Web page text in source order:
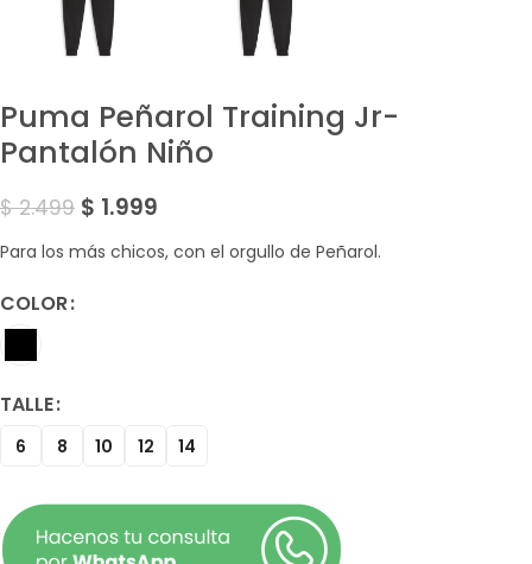
Puma Peñarol Training Jr-
Pantalón Niño
$2.499 $ 1.999
Para los más chicos, con el orgullo de Peñarol.
COLOR
TALLE
6 8 10 12 14